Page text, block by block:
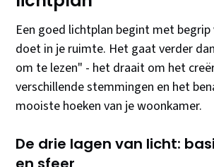
Een goed lichtplan begint met
doet in je ruimte. Het gaat verder
om te lezen" - het draait om het
verschillende stemmingen en het
mooiste hoeken van je woonkamer.
De drie lagen van licht: